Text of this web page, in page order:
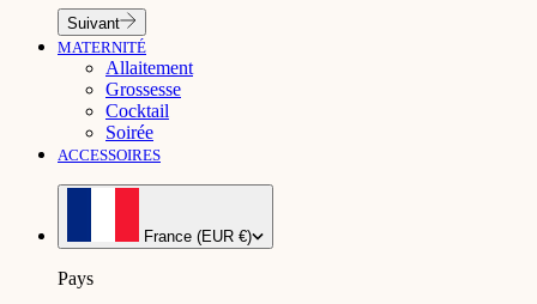
Suivant
MATERNITÉ
Allaitement
Grossesse
Cocktail
Soirée
ACCESSOIRES
France (EUR €)
Pays